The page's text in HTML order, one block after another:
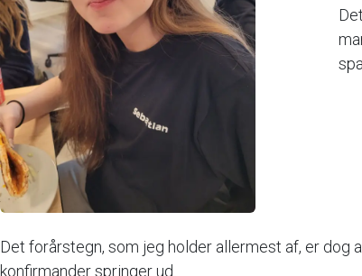
Det forårstegn, som jeg holder allermest af, er dog
konfirmander springer ud.